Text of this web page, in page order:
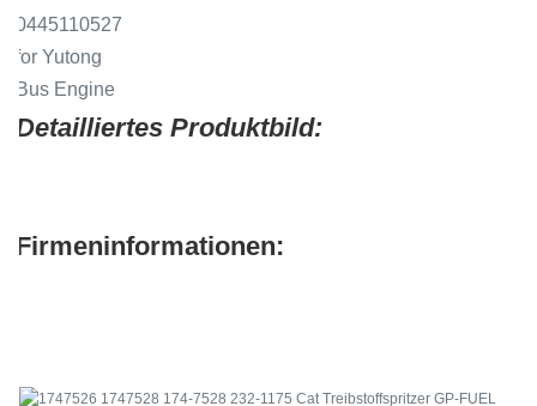
Detailliertes Produktbild:
Firmeninformationen: